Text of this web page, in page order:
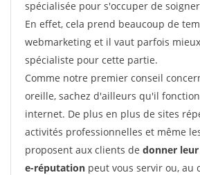
spécialisée pour s'occuper de
En effet, cela prend beaucoup de
webmarketing et il vaut parfois
spécialiste pour cette partie.
Comme notre premier conseil
oreille, sachez d'ailleurs qu'il
internet. De plus en plus de sites
activités professionnelles et même
proposent aux clients de donner
e-réputation peut vous servir ou, au